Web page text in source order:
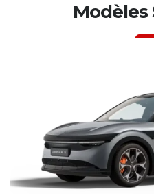
Modèles